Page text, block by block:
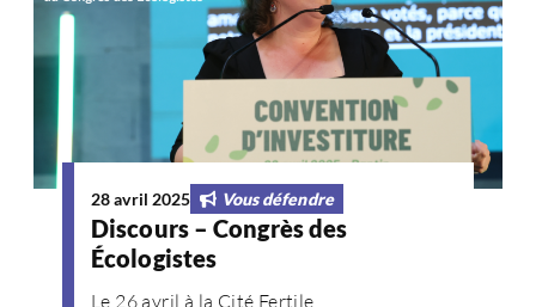
28 avril 2025 Vous défendre
Discours – Congrès des
Écologistes
Le 26 avril à la Cité Fertile